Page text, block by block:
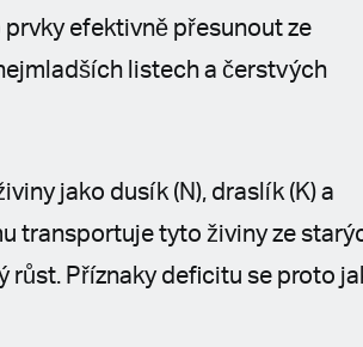
prvky efektivně přesunout ze
listech a čerstvých
jako dusík (N), draslík (K) a
transportuje tyto živiny ze
růst. Příznaky deficitu se proto